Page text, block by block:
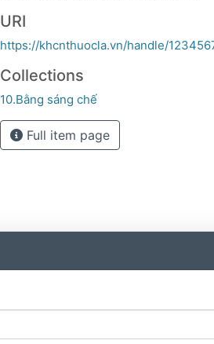
URI
https://khcnthuocla.vn/handle/
Collections
10.Bằng sáng chế
Full item page